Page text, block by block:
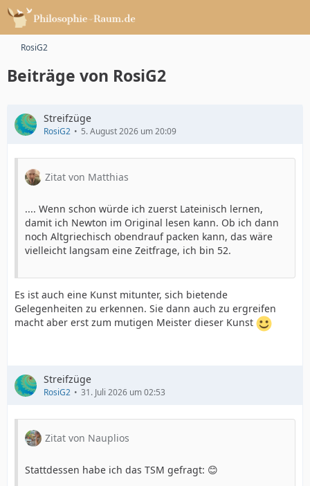
RosiG2
Beiträge von RosiG2
Streifzüge
RosiG2 5. August 2026 um 20:09
Zitat von Matthias
.... Wenn schon würde ich zuerst Lateinisch lernen,
damit ich Newton im Original lesen kann. Ob ich dann
noch Altgriechisch obendrauf packen kann, das wäre
vielleicht langsam eine Zeitfrage, ich bin 52.
Es ist auch eine Kunst mitunter, sich bietende
Gelegenheiten zu erkennen. Sie dann auch zu ergreifen
macht aber erst zum mutigen Meister dieser Kunst
Streifzüge
RosiG2 31. Juli 2026 um 02:53
Zitat von Nauplios
Stattdessen habe ich das TSM gefragt: 😊